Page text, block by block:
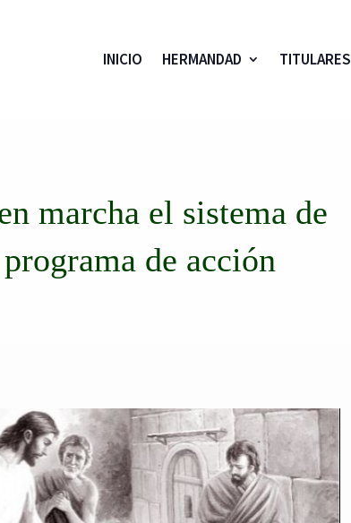
INICIO HERMANDAD TITULARES
marcha el sistema de
de acción